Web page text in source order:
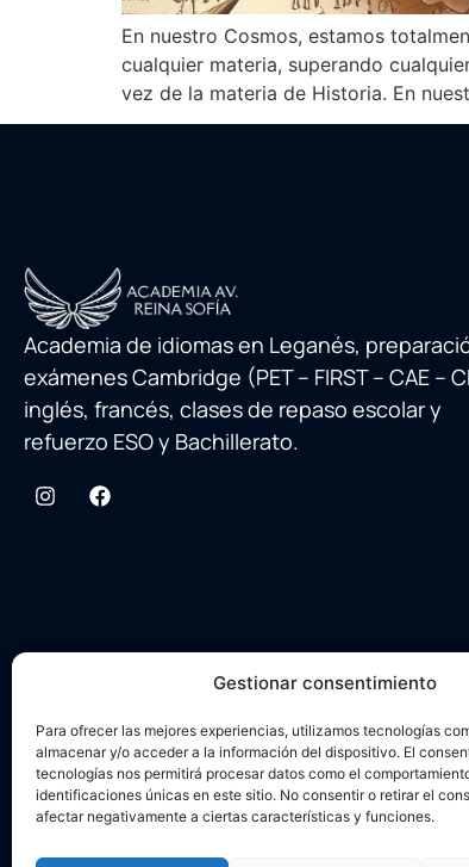
Gestionar consentimiento
Para ofrecer las mejores experiencias, utilizamos tecnologías
almacenar y/o acceder a la información del dispositivo. El
tecnologías nos permitirá procesar datos como el
identificaciones únicas en este sitio. No consentir o retirar el
afectar negativamente a ciertas características y funciones.
En nuestro Cosmos, estamos
cualquier materia, superando
vez de la materia de Historia. En
Academia de idiomas en Leganés,
exámenes Cambridge (PET – FIRST – CAE –
inglés, francés, clases de repaso escolar y
refuerzo ESO y Bachillerato.